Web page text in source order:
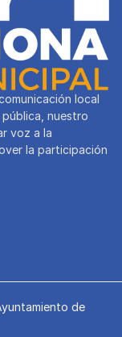
local
nuestro
voz a la
la participación
de